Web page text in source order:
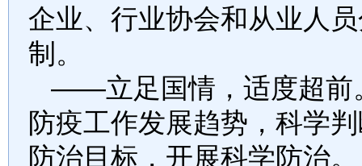
企业、行业协会和从业人
制。
——立足国情，适度超前
防疫工作发展趋势，科学
防治目标，开展科学防治。